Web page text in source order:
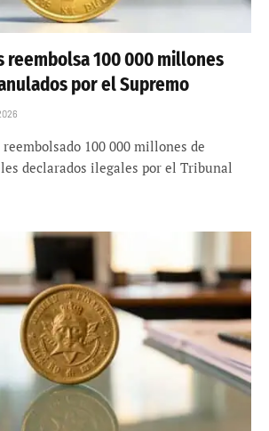
reembolsa 100 000 millones
por el Supremo
100 000 millones de
declarados ilegales por el Tribunal